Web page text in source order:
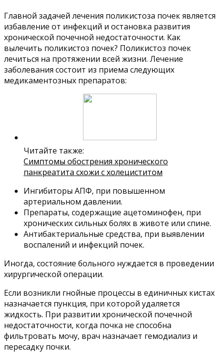
Главной задачей лечения поликистоза почек является
избавление от инфекций и остановка развития
хронической почечной недостаточности. Как
вылечить поликистоз почек? Поликистоз почек
лечиться на протяжении всей жизни. Лечение
заболевания состоит из приема следующих
медикаментозных препаратов:
Читайте также:
Симптомы обострения хронического
панкреатита схожи с холециститом
Ингибиторы АПФ, при повышенном
артериальном давлении.
Препараты, содержащие ацетоминофен, при
хронических сильных болях в животе или спине.
Антибактериальные средства, при выявлении
воспалений и инфекций почек.
Иногда, состояние больного нуждается в проведении
хирургической операции.
Если возникли гнойные процессы в единичных кистах
назначается пункция, при которой удаляется
жидкость. При развитии хронической почечной
недостаточности, когда почка не способна
фильтровать мочу, врач назначает гемодиализ и
пересадку почки.